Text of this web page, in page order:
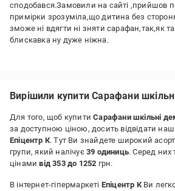
сподобався.Замовили на сайті ,прийшов
примірки зрозуміла,що дитина без
зможе ні вдягти ні зняти сарафан,так,як
блискавка ну дуже ніжна.
Недоліки:
чи зняти.
Вирішили купити Сарафани
Для того, щоб купитиСарафани шкільні
за доступною ціною, досить відвідати наш
Епіцентр К. Тут Ви знайдете широкий
групи, який налічує 39 одиниць. Серед них
цінамивід 353 до 1252 грн.
В інтернет-гіпермаркеті Епіцентр КВи